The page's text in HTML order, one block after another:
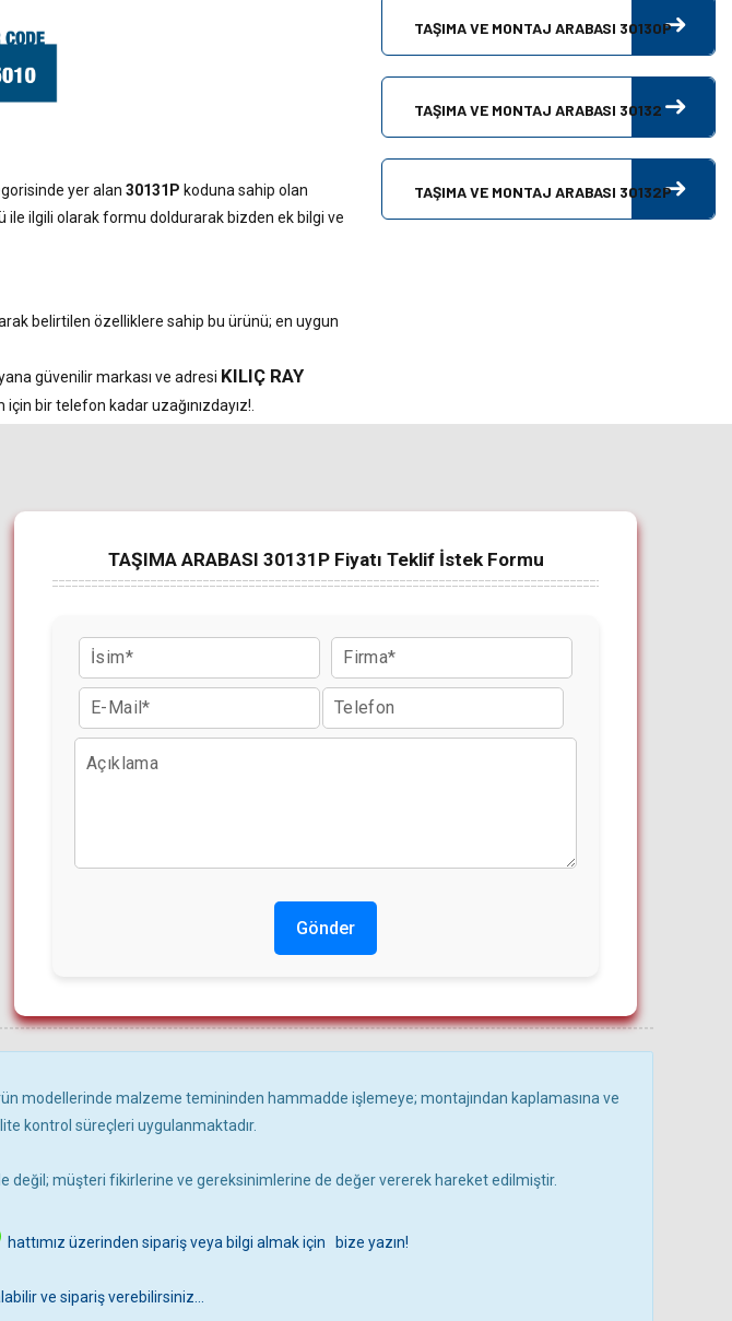
yer alan 30131P koduna sahip olan
ile ilgili olarak formu doldurarak bizden ek bilgi ve
belirtilen özelliklere sahip bu ürünü; en uygun
güvenilir markası ve adresi KILIÇ RAY
bir telefon kadar uzağınızdayız!.
TAŞIMA VE MONTAJ ARABASI 30130P
TAŞIMA VE MONTAJ ARABASI 30132
TAŞIMA VE MONTAJ ARABASI 30132P
TAŞIMA ARABASI 30131P Fiyatı Teklif İstek Formu
Gönder
modellerinde malzeme temininden hammadde işlemeye; montajından kaplamasına ve
kontrol süreçleri uygulanmaktadır.
değil; müşteri fikirlerine ve gereksinimlerine de değer vererek hareket edilmiştir.
hattımız üzerinden sipariş veya bilgi almak için bize yazın!
ve sipariş verebilirsiniz...